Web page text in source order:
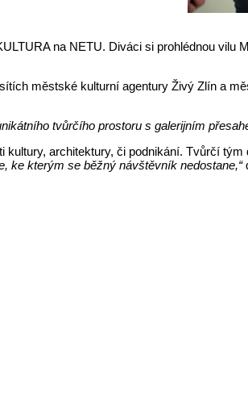
na NETU. Diváci si prohlédnou vilu
městské kulturní agentury Živý Zlín a
tvůrčího prostoru s galerijním
architektury, či podnikání. Tvůrčí
ke kterým se běžný návštěvník nedostane,“